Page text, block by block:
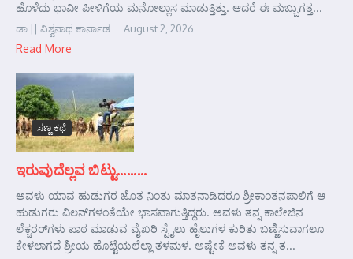
ಹೊಳೆದು ಭಾವೀ ಪೀಳಿಗೆಯ ಮನೋಲ್ಲಾಸ ಮಾಡುತ್ತಿತ್ತು. ಆದರೆ ಈ ಮಬ್ಬುಗತ್ತ...
ಡಾ || ವಿಶ್ವನಾಥ ಕಾರ್ನಾಡ August 2, 2026
Read More
ಸಣ್ಣ ಕಥೆ
ಇರುವುದೆಲ್ಲವ ಬಿಟ್ಟು………
ಅವಳು ಯಾವ ಹುಡುಗರ ಜೊತ ನಿಂತು ಮಾತನಾಡಿದರೂ ಶ್ರೀಕಾಂತನಪಾಲಿಗೆ ಆ
ಹುಡುಗರು ವಿಲನ್‌ಗಳಂತೆಯೇ ಭಾಸವಾಗುತ್ತಿದ್ದರು. ಅವಳು ತನ್ನ ಕಾಲೇಜಿನ
ಲೆಕ್ಚರರ್‌ಗಳು ಪಾಠ ಮಾಡುವ ವೈಖರಿ ಸ್ಟೈಲು ಹೈಲುಗಳ ಕುರಿತು ಬಣ್ಣಿಸುವಾಗಲೂ
ಕೇಳಲಾಗದೆ ಶ್ರೀಯ ಹೊಟ್ಟೆಯಲೆಲ್ಲಾ ತಳಮಳ. ಅಷ್ಟೇಕೆ ಅವಳು ತನ್ನ ತ...